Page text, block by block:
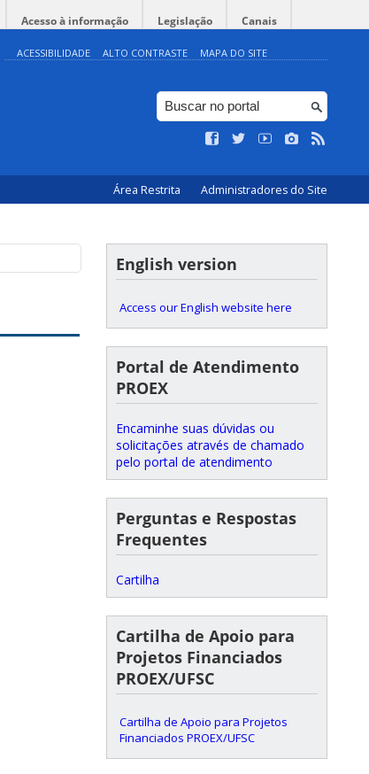
Acesso à informação Legislação Canais
ACESSIBILIDADE ALTO CONTRASTE MAPA DO SITE
Área Restrita Administradores do Site
English version
Access our English website here
Portal de Atendimento
PROEX
Encaminhe suas dúvidas ou
solicitações através de chamado
pelo portal de atendimento
Perguntas e Respostas
Frequentes
Cartilha
Cartilha de Apoio para
Projetos Financiados
PROEX/UFSC
Cartilha de Apoio para Projetos
Financiados PROEX/UFSC